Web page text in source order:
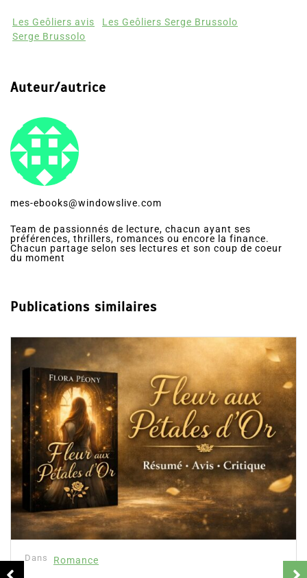
Les Geôliers avis
Les Geôliers Serge Brussolo
Serge Brussolo
Auteur/autrice
mes-ebooks@windowslive.com
Team de passionnés de lecture, chacun ayant ses
préférences, thrillers, romances ou encore la finance.
Chacun partage selon ses lectures et son coup de coeur
du moment
Publications similaires
Dans Romance